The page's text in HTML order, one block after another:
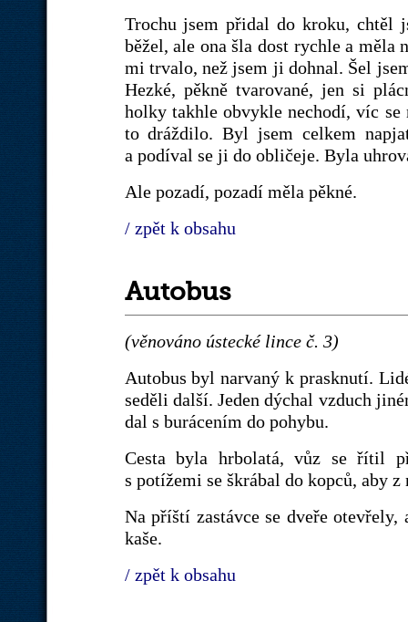
Trochu jsem přidal do kroku, chtěl
běžel, ale ona šla dost rychle a
mi trvalo, než jsem ji dohnal. Šel
Hezké, pěkně tvarované, jen si
holky takhle obvykle nechodí, víc se
to dráždilo. Byl jsem celkem
a podíval se ji do obličeje. Byla
Ale pozadí, pozadí měla pěkné.
/ zpět k obsahu
Autobus
(věnováno ústecké lince č. 3)
Autobus byl narvaný k prasknutí.
seděli další. Jeden dýchal vzduch
dal s burácením do pohybu.
Cesta byla hrbolatá, vůz se řítil
s potížemi se škrábal do kopců, aby
Na příští zastávce se dveře
kaše.
/ zpět k obsahu